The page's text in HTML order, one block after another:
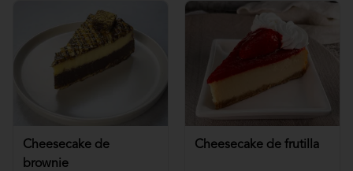
Cheesecake de
brownie
Cheesecake de frutilla